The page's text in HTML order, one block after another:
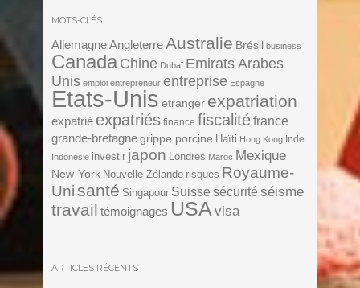
MOTS-CLÉS
Allemagne AngleterreAustralie Brésil business
Canada Chine Dubaï Emirats Arabes
Unis emploi entrepreneur entreprise Espagne
Etats-Unis etranger expatriation
expatrié expatriés finance fiscalitéfrance
grande-bretagne grippe porcine Haïti Hong Kong Inde
Indonésie investir japon Londres Maroc Mexique
New-York Nouvelle-Zélande risques Royaume-
Unisanté Singapour Suisse sécurité séisme
travail témoignages USA visa
ARTICLES RÉCENTS